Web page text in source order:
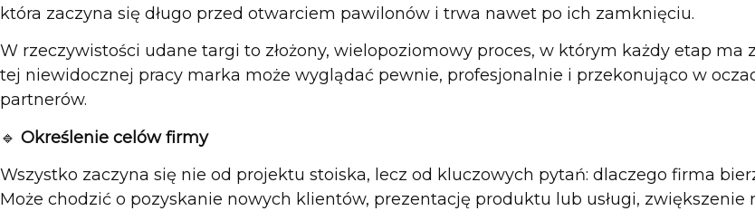
która zaczyna się długo przed otwarciem pawilonów i trwa nawet po ich zamknięciu.
W rzeczywistości udane targi to złożony, wielopoziomowy proces, w którym każdy etap ma
tej niewidocznej pracy marka może wyglądać pewnie, profesjonalnie i przekonująco w
partnerów.
🔹 Określenie celów firmy
Wszystko zaczyna się nie od projektu stoiska, lecz od kluczowych pytań: dlaczego firma
Może chodzić o pozyskanie nowych klientów, prezentację produktu lub usługi, zwiększenie